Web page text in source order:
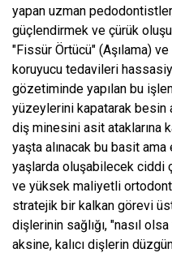
yapan uzman
güçlendirmek ve çürük
"Fissür Örtücü" (Aşılama)
koruyucu tedavileri
gözetiminde yapılan bu
yüzeylerini kapatarak besin
diş minesini asit ataklarına
yaşta alınacak bu basit
yaşlarda oluşabilecek ciddi
ve yüksek maliyetli
stratejik bir kalkan görevi
dişlerinin sağlığı, "nasıl
aksine, kalıcı dişlerin